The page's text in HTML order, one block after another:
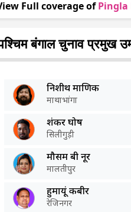
Full coverage ofPingla
बंगाल चुनाव प्रमुख